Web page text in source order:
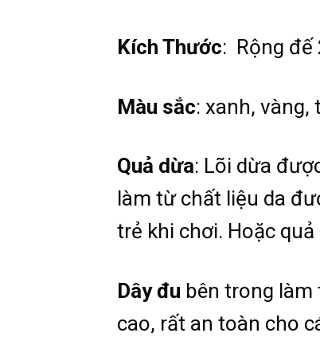
Kích Thước: Rộng đế
Màu sắc: xanh, vàng,
Quả dừa: Lõi dừa
làm từ chất liệu da
trẻ khi chơi. Hoặc
Dây đu bên trong
cao, rất an toàn cho